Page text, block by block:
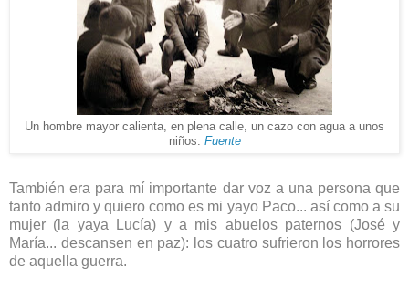
Un hombre mayor calienta, en plena calle, un cazo con agua a unos
niños. Fuente
También era para mí importante dar voz a una persona que
tanto admiro y quiero como es mi yayo Paco... así como a su
mujer (la yaya Lucía) y a mis abuelos paternos (José y
María... descansen en paz): los cuatro sufrieron los horrores
de aquella guerra.